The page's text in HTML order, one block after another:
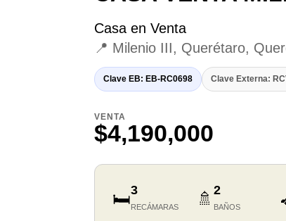
Casa en Venta
📍 Milenio III, Querétaro,
Clave EB: EB-RC0698 Clave Externa:
VENTA
$4,190,000
🛏️3
RECÁMARAS 🚿2
BAÑOS